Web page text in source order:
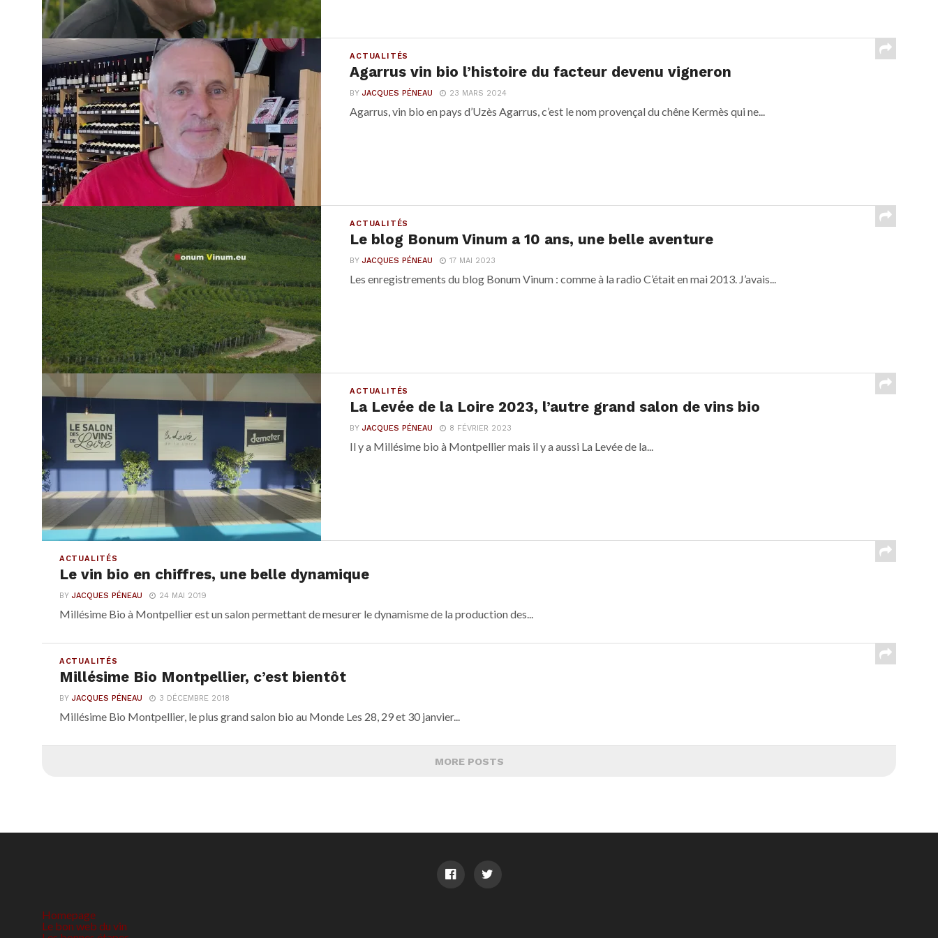
ACTUALITÉS
Agarrus vin bio l’histoire du facteur devenu vigneron
BYJACQUES PÉNEAU 23 MARS 2024
Agarrus, vin bio en pays d’Uzès Agarrus, c’est le nom provençal du chêne Kermès qui ne...
ACTUALITÉS
Le blog Bonum Vinum a 10 ans, une belle aventure
BYJACQUES PÉNEAU 17 MAI 2023
Les enregistrements du blog Bonum Vinum : comme à la radio C’était en mai 2013. J’avais...
ACTUALITÉS
La Levée de la Loire 2023, l’autre grand salon de vins bio
BYJACQUES PÉNEAU 8 FÉVRIER 2023
Il y a Millésime bio à Montpellier mais il y a aussi La Levée de la...
ACTUALITÉS
Le vin bio en chiffres, une belle dynamique
BY JACQUES PÉNEAU 24 MAI 2019
Millésime Bio à Montpellier est un salon permettant de mesurer le dynamisme de la production des...
ACTUALITÉS
Millésime Bio Montpellier, c’est bientôt
BY JACQUES PÉNEAU 3 DÉCEMBRE 2018
Millésime Bio Montpellier, le plus grand salon bio au Monde Les 28, 29 et 30 janvier...
MORE POSTS
Homepage
Le bon web du vin